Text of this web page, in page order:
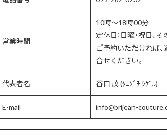
営業時間
10時〜18時00分
定休日：日曜・祝日、
ご予約いただければ
合せください。
代表者名 谷口 茂 (ﾀﾆｸﾞﾁ ｼｹﾞﾙ)
E-mail info@brijean-